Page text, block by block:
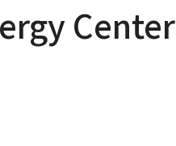
Center